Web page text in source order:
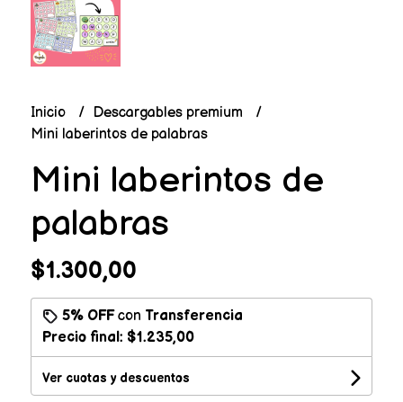
Inicio
Descargables premium
Mini laberintos de palabras
Mini laberintos de
palabras
$1.300,00
5% OFFcon Transferencia
Precio final: $1.235,00
Ver cuotas y descuentos